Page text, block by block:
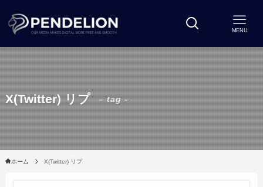
MENU
X(Twitter) リプ – tag –
ホーム X(Twitter) リプ